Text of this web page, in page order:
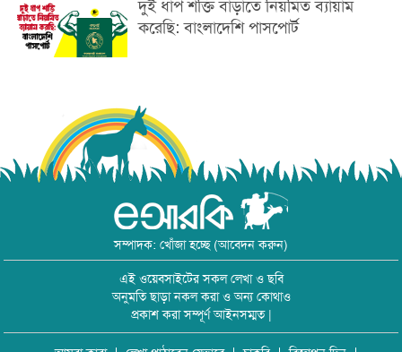
দুই ধাপ শক্তি বাড়াতে নিয়মিত ব্যায়াম
করেছি: বাংলাদেশি পাসপোর্ট
সম্পাদক: খোঁজা হচ্ছে (আবেদন করুন)
এই ওয়েবসাইটের সকল লেখা ও ছবি
অনুমতি ছাড়া নকল করা ও অন্য কোথাও
প্রকাশ করা সম্পূর্ণ আইনসম্মত |